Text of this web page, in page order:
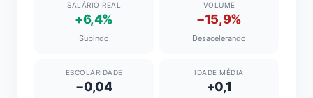
SALÁRIO REAL
+6,4%
Subindo
VOLUME
−15,9%
Desacelerando
ESCOLARIDADE
−0,04
IDADE MÉDIA
+0,1